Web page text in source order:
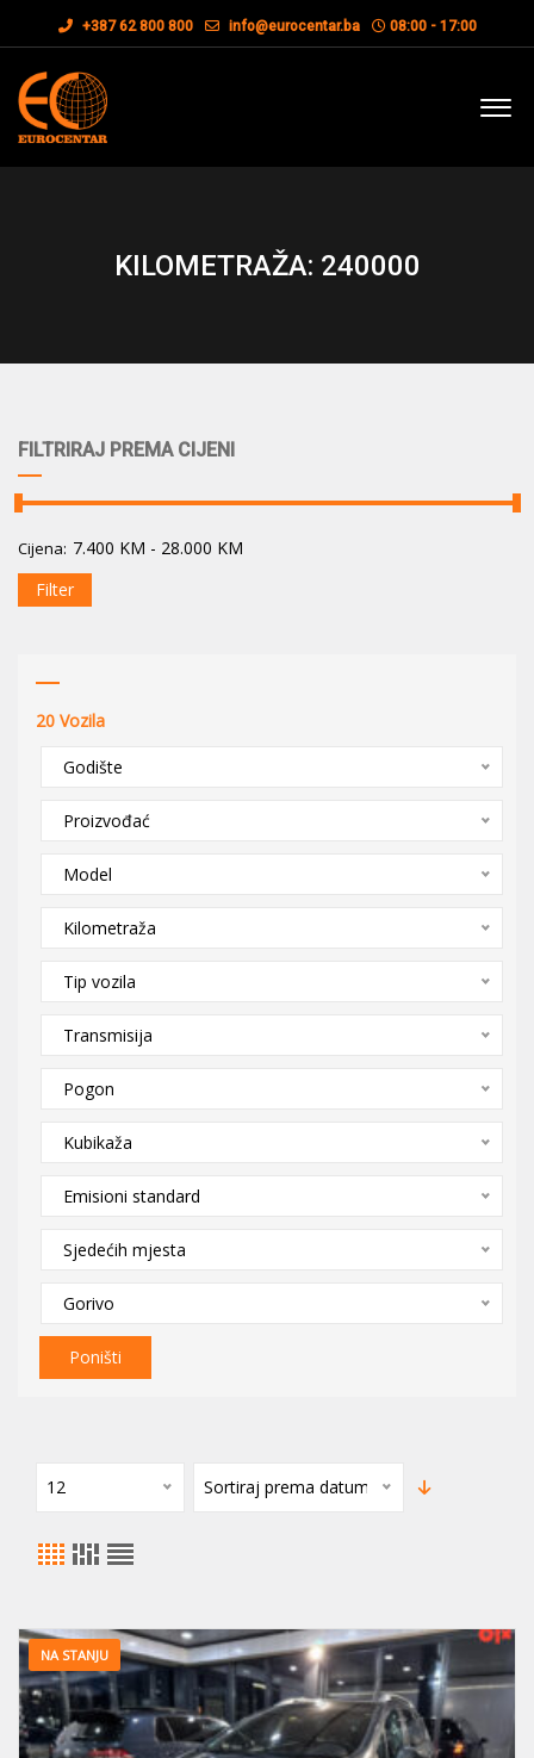
+387 62 800 800 info@eurocentar.ba 08:00 - 17:00
KILOMETRAŽA: 240000
FILTRIRAJ PREMA CIJENI
Cijena: 7.400 KM - 28.000 KM
Filter
20 Vozila
Godište
Proizvođać
Model
Kilometraža
Tip vozila
Transmisija
Pogon
Kubikaža
Emisioni standard
Sjedećih mjesta
Gorivo
Poništi
12 Sortiraj prema datumu
NA STANJU